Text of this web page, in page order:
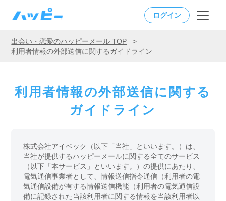
ログイン
出会い・恋愛のハッピーメール TOP
>
利用者情報の外部送信に関するガイドライン
利用者情報の外部送信に関する
ガイドライン
株式会社アイベック（以下「当社」といいます。）は、
当社が提供するハッピーメールに関する全てのサービス
（以下「本サービス」といいます。）の提供にあたり、
電気通信事業者として、情報送信指令通信（利用者の電
気通信設備が有する情報送信機能（利用者の電気通信設
備に記録された当該利用者に関する情報を当該利用者以